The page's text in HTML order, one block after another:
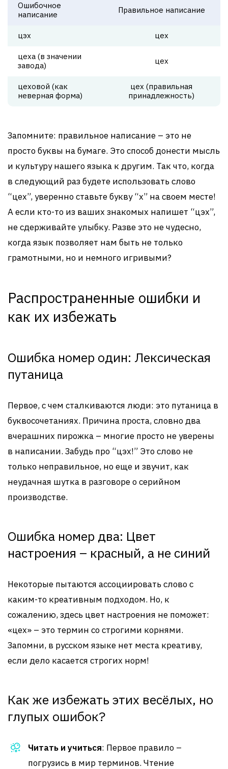
Ошибочное
написание
Правильное написание
цэх цех
цеха (в значении
завода)
цех
цеховой (как
неверная форма)
цех (правильная
принадлежность)
Запомните: правильное написание – это не
просто буквы на бумаге. Это способ донести мысль
и культуру нашего языка к другим. Так что, когда
в следующий раз будете использовать слово
“цех”, уверенно ставьте букву “х” на своем месте!
А если кто-то из ваших знакомых напишет “цэх”,
не сдерживайте улыбку. Разве это не чудесно,
когда язык позволяет нам быть не только
грамотными, но и немного игривыми?
Распространенные ошибки и
как их избежать
Ошибка номер один: Лексическая
путаница
Первое, с чем сталкиваются люди: это путаница в
буквосочетаниях. Причина проста, словно два
вчерашних пирожка – многие просто не уверены
в написании. Забудь про “цэх!” Это слово не
только неправильное, но еще и звучит, как
неудачная шутка в разговоре о серийном
производстве.
Ошибка номер два: Цвет
настроения – красный, а не синий
Некоторые пытаются ассоциировать слово с
каким-то креативным подходом. Но, к
сожалению, здесь цвет настроения не поможет:
«цех» – это термин со строгими корнями.
Запомни, в русском языке нет места креативу,
если дело касается строгих норм!
Как же избежать этих весёлых, но
глупых ошибок?
Читать и учиться: Первое правило –
погрузись в мир терминов. Чтение